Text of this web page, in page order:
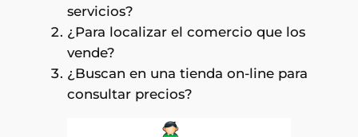
servicios?
¿Para localizar el comercio que los
vende?
¿Buscan en una tienda on-line para
consultar precios?